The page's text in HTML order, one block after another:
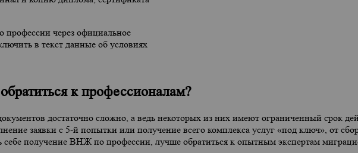
через официальное
в текст данные об условиях
к профессионалам?
достаточно сложно, а ведь некоторых из них имеют ограниченный срок
заявки с 5-й попытки или получение всего комплекса услуг «под ключ», от
получение ВНЖ по профессии, лучше обратиться к опытным экспертам